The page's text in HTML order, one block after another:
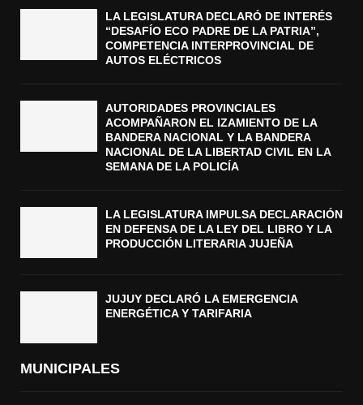
LA LEGISLATURA DECLARÓ DE INTERÉS
“DESAFÍO ECO PADRE DE LA PATRIA”,
COMPETENCIA INTERPROVINCIAL DE
AUTOS ELÉCTRICOS
AUTORIDADES PROVINCIALES
ACOMPAÑARON EL IZAMIENTO DE LA
BANDERA NACIONAL Y LA BANDERA
NACIONAL DE LA LIBERTAD CIVIL EN LA
SEMANA DE LA POLICÍA
LA LEGISLATURA IMPULSA DECLARACIÓN
EN DEFENSA DE LA LEY DEL LIBRO Y LA
PRODUCCIÓN LITERARIA JUJEÑA
JUJUY DECLARÓ LA EMERGENCIA
ENERGÉTICA Y TARIFARIA
MUNICIPALES